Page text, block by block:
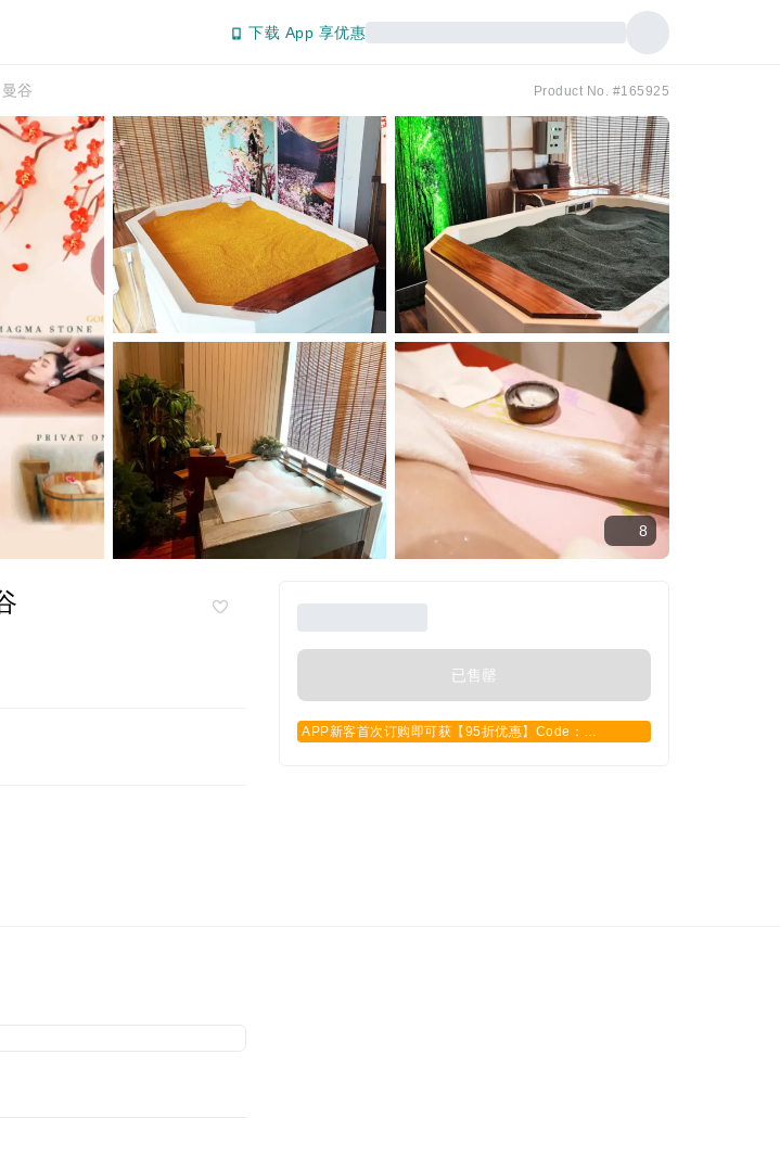
下载 App 享优惠
谷 Product No. #165925
8
已售罄
APP新客首次订购即可获【95折优惠】Code：